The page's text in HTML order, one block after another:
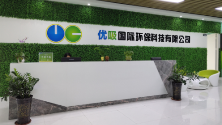
污染治理资质等级证
书”）、拥有多名高级《环
境工程高级工程师》室内
空气治理资格认证的治理
人员、掌握室内空气净化
治理实用技术和五项专利
技术、八项计算机软件著
作权登记证书等。研发实